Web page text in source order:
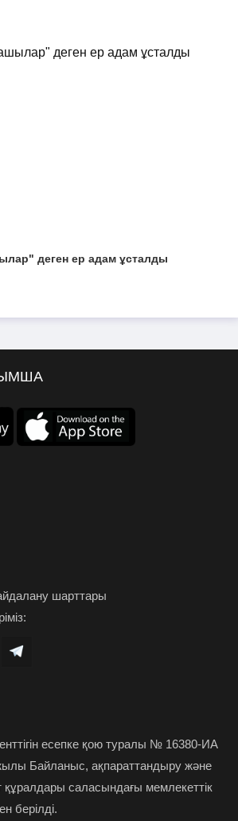
деген ер адам ұсталды
шарттары
есепке қою туралы № 16380-ИА
жылы Байланыс, ақпараттандыру және
құралдары саласындағы мемлекеттік
берілді.